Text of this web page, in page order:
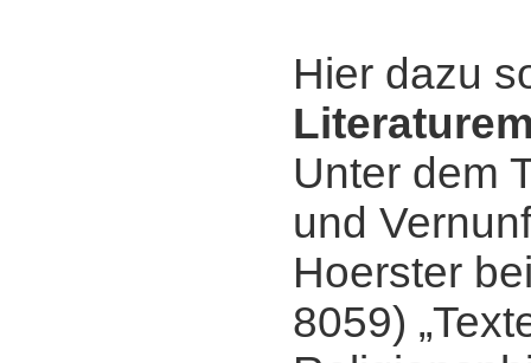
Hier dazu
Unter dem
und
Hoerster
8059)